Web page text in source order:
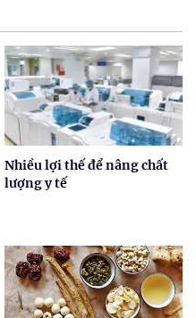
Nhiều lợi thế để nâng chất
lượng y tế